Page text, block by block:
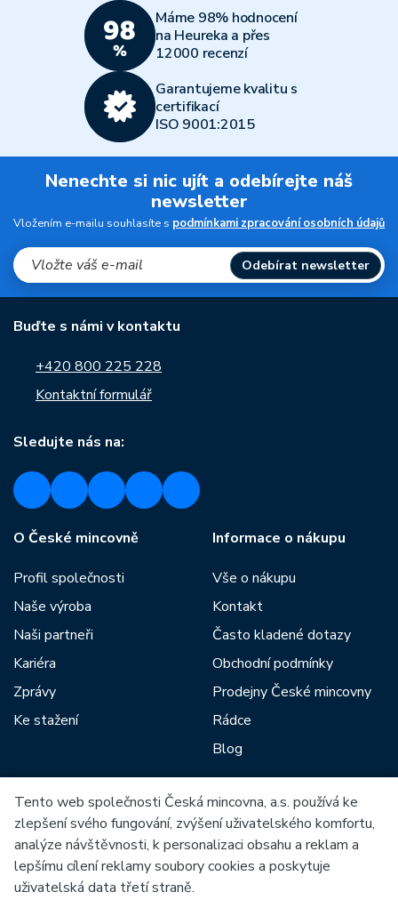
Máme 98% hodnocení
na Heureka a přes
12000 recenzí
Garantujeme kvalitu s
certifikací
ISO 9001:2015
Nenechte si nic ujít a odebírejte náš
newsletter
Vložením e-mailu souhlasíte s podmínkami zpracování osobních údajů
Odebírat newsletter
Buďte s námi v kontaktu
+420 800 225 228
Kontaktní formulář
Sledujte nás na:
O České mincovně
Profil společnosti
Naše výroba
Naši partneři
Kariéra
Zprávy
Ke stažení
Informace o nákupu
Vše o nákupu
Kontakt
Často kladené dotazy
Obchodní podmínky
Prodejny České mincovny
Rádce
Blog
Mezi naše partnery patří:
Tento web společnosti Česká mincovna, a.s. používá ke
zlepšení svého fungování, zvýšení uživatelského komfortu,
analýze návštěvnosti, k personalizaci obsahu a reklam a
lepšímu cílení reklamy soubory cookies a poskytuje
uživatelská data třetí straně.